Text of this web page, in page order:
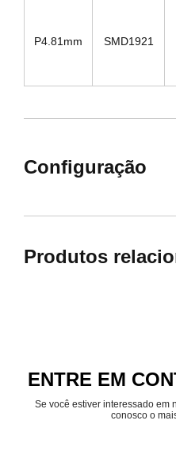
P4.81mm SMD1921
Configuração
Produtos
ENTRE EM
Se você estiver interessado em
conosco o